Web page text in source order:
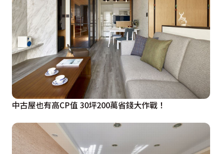
中古屋也有高CP值 30坪200萬省錢大作戰！